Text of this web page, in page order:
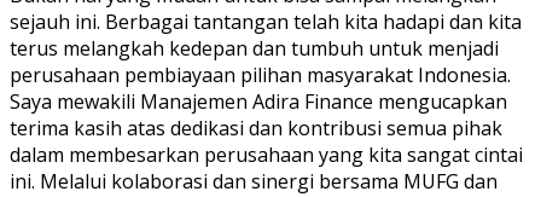
sejauh ini. Berbagai tantangan telah kita hadapi dan kita
terus melangkah kedepan dan tumbuh untuk menjadi
perusahaan pembiayaan pilihan masyarakat Indonesia.
Saya mewakili Manajemen Adira Finance mengucapkan
terima kasih atas dedikasi dan kontribusi semua pihak
dalam membesarkan perusahaan yang kita sangat cintai
ini. Melalui kolaborasi dan sinergi bersama MUFG dan